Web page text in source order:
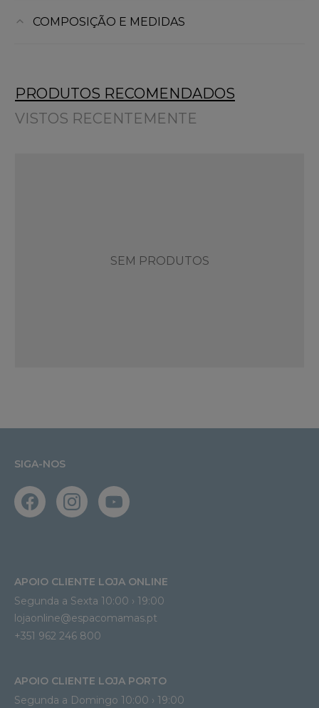
COMPOSIÇÃO E MEDIDAS
PRODUTOS RECOMENDADOS
VISTOS RECENTEMENTE
SEM PRODUTOS
SIGA-NOS
APOIO CLIENTE LOJA ONLINE
Segunda a Sexta 10:00 › 19:00
lojaonline@espacomamas.pt
+351 962 246 800
APOIO CLIENTE LOJA PORTO
Segunda a Domingo 10:00 › 19:00